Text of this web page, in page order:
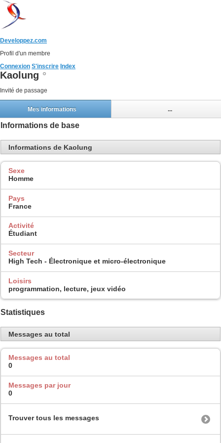
Developpez.com
Profil d'un membre
Connexion S'inscrire Index
Kaolung
Invité de passage
Mes informations ...
Informations de base
Informations de Kaolung
Sexe
Homme
Pays
France
Activité
Étudiant
Secteur
High Tech - Électronique et micro-électronique
Loisirs
programmation, lecture, jeux vidéo
Statistiques
Messages au total
Messages au total
0
Messages par jour
0
Trouver tous les messages